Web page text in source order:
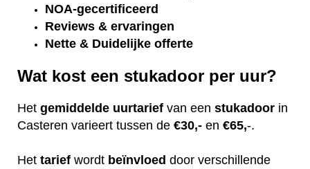
NOA-gecertificeerd
Reviews & ervaringen
Nette & Duidelijke offerte
Wat kost een stukadoor per uur?
Het gemiddelde uurtarief van een stukadoor in
Casteren varieert tussen de €30,- en €65,-.
Het tarief wordt beïnvloed door verschillende